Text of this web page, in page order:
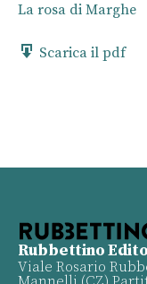
La rosa di Marghe
Scarica il pdf
Rubbettino
Viale Rosario